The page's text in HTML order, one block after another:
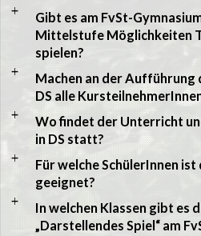
a
Gibt es am FvSt-
Mittelstufe Möglichkeiten
spielen?
a
Machen an der Aufführung
DS alle
a
Wo findet der Unterricht
in DS statt?
a
Für welche SchülerInnen ist
geeignet?
a
In welchen Klassen gibt es
„Darstellendes Spiel“ am